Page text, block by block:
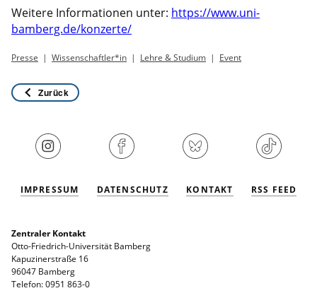
Weitere Informationen unter: https://www.uni-
bamberg.de/konzerte/
Presse Wissenschaftler*in Lehre & Studium Event
Zurück
IMPRESSUM DATENSCHUTZ KONTAKT RSS FEED
Zentraler Kontakt
Otto-Friedrich-Universität Bamberg
Kapuzinerstraße 16
96047 Bamberg
Telefon: 0951 863-0